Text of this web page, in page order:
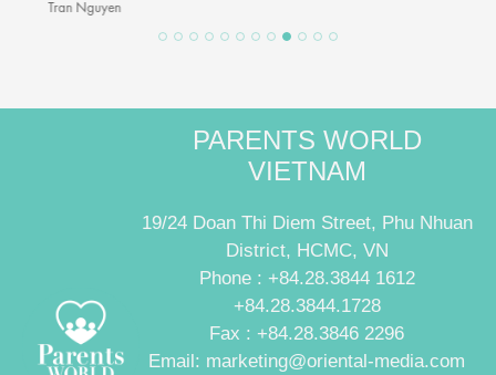
Tran Nguyen
PARENTS WORLD
VIETNAM
19/24 Doan Thi Diem Street, Phu Nhuan
District, HCMC, VN
Phone : +84.28.3844 1612
+84.28.3844.1728
Fax : +84.28.3846 2296
Email: marketing@oriental-media.com